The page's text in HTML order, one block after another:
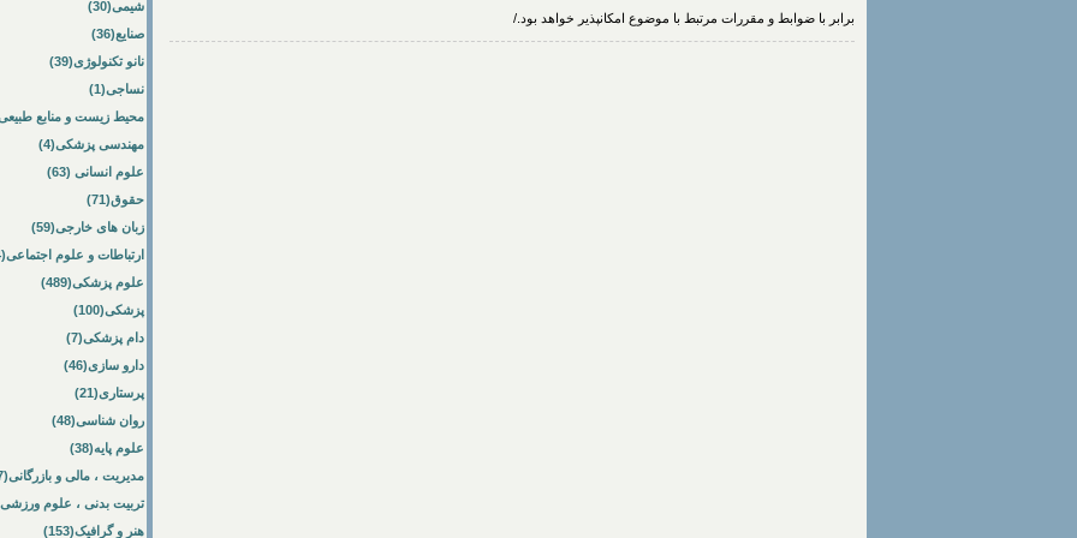
برابر با ضوابط و مقررات مرتبط با موضوع امكانپذیر خواهد بود./
شیمی(30)
صنایع(36)
نانو تکنولوژی(39)
نساجی(1)
محیط زیست و منابع
مهندسی پزشکی(4)
علوم انسانی (63)
حقوق(71)
زبان های خارجی(59)
ارتباطات و علوم اجتماعی(84)
علوم پزشکی(489)
پزشکی(100)
دام پزشکی(7)
دارو سازی(46)
پرستاری(21)
روان شناسی(48)
علوم پایه(38)
مدیریت ، مالی و بازرگانی(57)
تربیت بدنی ، علوم
هنر و گرافیک(153)